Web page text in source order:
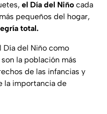
el Día del Niño cada
pequeños del hogar,
total.
Día del Niño como
la población más
de las infancias y
la importancia de